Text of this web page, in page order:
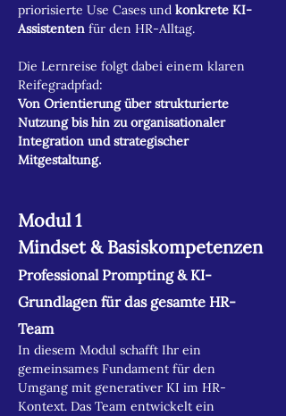
priorisierte Use Cases und konkrete KI-
Assistenten für den HR-Alltag.
Die Lernreise folgt dabei einem klaren
Reifegradpfad:
Von Orientierung über strukturierte
Nutzung bis hin zu organisationaler
Integration und strategischer
Mitgestaltung.
Modul 1
Mindset & Basiskompetenzen
Professional Prompting & KI-
Grundlagen für das gesamte HR-
Team
In diesem Modul schafft Ihr ein
gemeinsames Fundament für den
Umgang mit generativer KI im HR-
Kontext. Das Team entwickelt ein